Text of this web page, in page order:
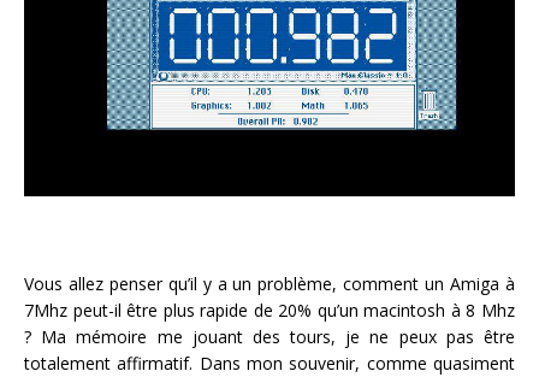
Vous allez penser qu’il y a un problème, comment un Amiga à
7Mhz peut-il être plus rapide de 20% qu’un macintosh à 8 Mhz
? Ma mémoire me jouant des tours, je ne peux pas être
totalement affirmatif. Dans mon souvenir, comme quasiment